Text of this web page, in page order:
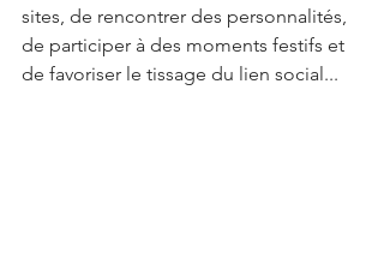
sites, de rencontrer des personnalités,
de participer à des moments festifs et
de favoriser le tissage du lien social...